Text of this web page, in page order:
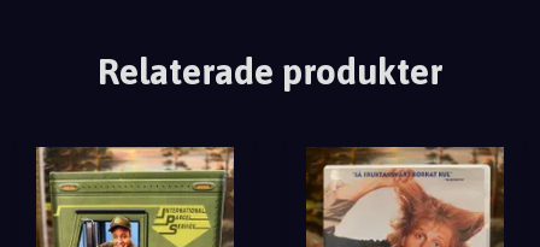
Relaterade produkter